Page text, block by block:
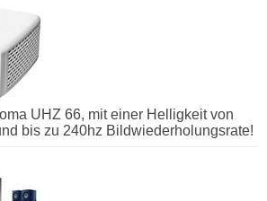
UHZ 66, mit einer Helligkeit von
bis zu 240hz Bildwiederholungsrate!